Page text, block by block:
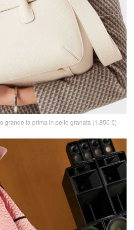
grande la prima in pelle granata (1.850 €)